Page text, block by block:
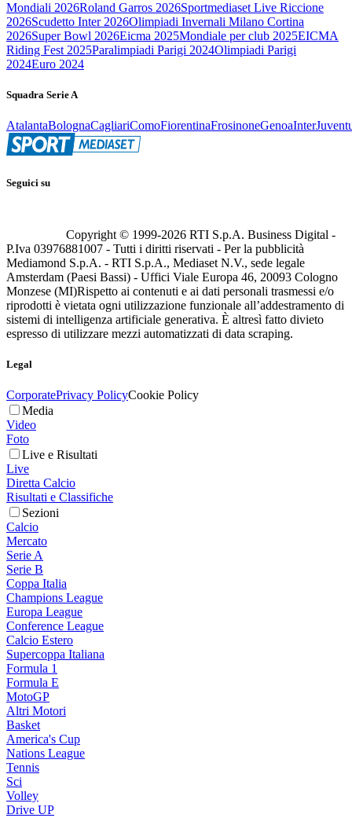
Mondiali 2026Roland Garros 2026Sportmediaset Live Riccione
2026Scudetto Inter 2026Olimpiadi Invernali Milano Cortina
2026Super Bowl 2026Eicma 2025Mondiale per club 2025EICMA
Riding Fest 2025Paralimpiadi Parigi 2024Olimpiadi Parigi
2024Euro 2024
Squadra Serie A
AtalantaBolognaCagliariComoFiorentinaFrosinoneGenoaInter
Seguici su
Copyright © 1999-2026 RTI S.p.A. Business Digital -
P.Iva 03976881007 - Tutti i diritti riservati - Per la pubblicità
Mediamond S.p.A. - RTI S.p.A., Mediaset N.V., sede legale
Amsterdam (Paesi Bassi) - Uffici Viale Europa 46, 20093 Cologno
Monzese (MI)Rispetto ai contenuti e ai dati personali trasmessi e/o
riprodotti è vietata ogni utilizzazione funzionale all’addestramento di
sistemi di intelligenza artificiale generativa. È altresì fatto divieto
espresso di utilizzare mezzi automatizzati di data scraping.
Legal
CorporatePrivacy PolicyCookie Policy
Media
Video
Foto
Live e Risultati
Live
Diretta Calcio
Risultati e Classifiche
Sezioni
Calcio
Mercato
Serie A
Serie B
Coppa Italia
Champions League
Europa League
Conference League
Calcio Estero
Supercoppa Italiana
Formula 1
Formula E
MotoGP
Altri Motori
Basket
America's Cup
Nations League
Tennis
Sci
Volley
Drive UP